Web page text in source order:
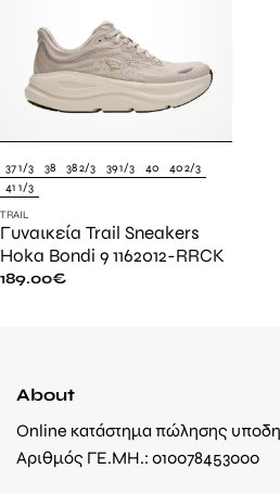
37 1/3 38 38 2/3 39 1/3 40
40 2/3
41 1/3
TRAIL
Γυναικεία Trail Sneakers
Hoka Bondi 9 1162012-RRCK
189.00€
About
Online κατάστημα πώλησης
Αριθμός ΓΕ.ΜΗ.: 010078453000